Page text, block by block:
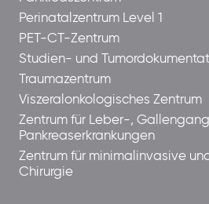
Perinatalzentrum Level 1
PET-CT-Zentrum
Studien- und
Traumazentrum
Viszeralonkologisches Zentrum
Zentrum für Leber-,
Pankreaserkrankungen
Zentrum für minimalinvasive
Chirurgie